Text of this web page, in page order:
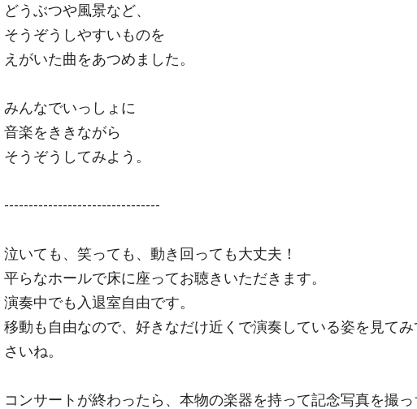
どうぶつや風景など、
そうぞうしやすいものを
えがいた曲をあつめました。
みんなでいっしょに
音楽をききながら
そうぞうしてみよう。
--------------------------------
泣いても、笑っても、動き回っても大丈夫！
平らなホールで床に座ってお聴きいただきます。
演奏中でも入退室自由です。
移動も自由なので、好きなだけ近くで演奏している姿を見て
さいね。
コンサートが終わったら、本物の楽器を持って記念写真を撮